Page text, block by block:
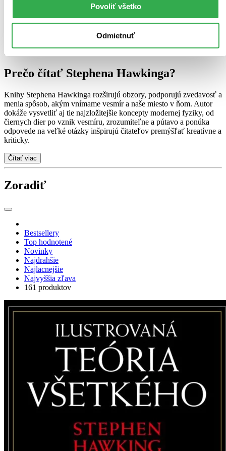
Povoliť všetko
Odmietnuť
. Tieto knihy zrozumiteľne vysvetľujú vesmír, fyziku a
najväčšie otázky existencie.
Pre mladších čitateľov vytvoril Stephen Hawking spolu so svojou
Prečo čítať Stephena Hawkinga?
Knihy Stephena Hawkinga rozširujú obzory, podporujú zvedavosť a
menia spôsob, akým vnímame vesmír a naše miesto v ňom. Autor
dokáže vysvetliť aj tie najzložitejšie koncepty modernej fyziky, od
čiernych dier po vznik vesmíru, zrozumiteľne a pútavo a ponúka
odpovede na veľké otázky inšpirujú čitateľov premýšľať kreatívne a
kriticky.
Čítať viac
Zoradiť
Bestsellery
Top hodnotené
Novinky
Najdrahšie
Najlacnejšie
Najvyššia zľava
161 produktov